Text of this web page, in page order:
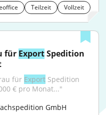
Teilzeit Vollzeit
für Export Spedition
für Export Spedition
€ pro Monat..."
GmbH